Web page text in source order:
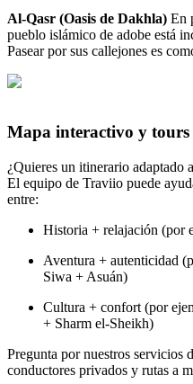
Al-Qasr (Oasis de Dakhla) En
pueblo islámico de adobe está
Pasear por sus callejones es
Mapa interactivo y tours
¿Quieres un itinerario adaptado
El equipo de Traviio puede
entre:
Historia + relajación (por
Aventura + autenticidad
Siwa + Asuán)
Cultura + confort (por
+ Sharm el-Sheikh)
Pregunta por nuestros servicios
conductores privados y rutas a